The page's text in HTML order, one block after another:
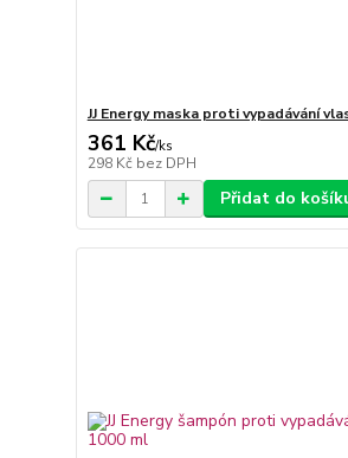
JJ Energy maska proti vypadávání
361 Kč/ks
298 Kč bez DPH
Přidat do